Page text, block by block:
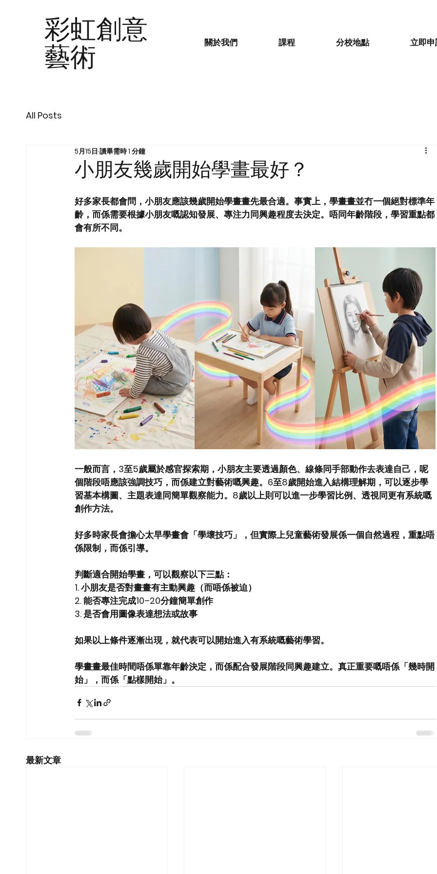
彩虹創意
藝術 關於我們 課程 分校地點 立即
All Posts
小朋友幾歲開始學畫最好？
5月15日 讀畢需時 1 分鐘
好多家長都會問，小朋友應該幾歲開始學畫畫先最合適。事實上，學畫畫並冇一個絕對標準年
齡，而係需要根據小朋友嘅認知發展、專注力同興趣程度去決定。唔同年齡階段，學習重點都
會有所不同。
一般而言，3至5歲屬於感官探索期，小朋友主要透過顏色、線條同手部動作去表達自己，呢
個階段唔應該強調技巧，而係建立對藝術嘅興趣。6至8歲開始進入結構理解期，可以逐步學
習基本構圖、主題表達同簡單觀察能力。8歲以上則可以進一步學習比例、透視同更有系統嘅
創作方法。
好多時家長會擔心太早學畫會「學壞技巧」，但實際上兒童藝術發展係一個自然過程，重點唔
係限制，而係引導。
判斷適合開始學畫，可以觀察以下三點：
1. 小朋友是否對畫畫有主動興趣（而唔係被迫）
2. 能否專注完成10–20分鐘簡單創作
3. 是否會用圖像表達想法或故事
如果以上條件逐漸出現，就代表可以開始進入有系統嘅藝術學習。
學畫畫最佳時間唔係單靠年齡決定，而係配合發展階段同興趣建立。真正重要嘅唔係「幾時開
始」，而係「點樣開始」。
最新文章